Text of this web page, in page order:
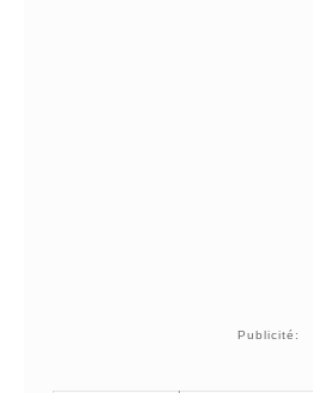
Publicité: